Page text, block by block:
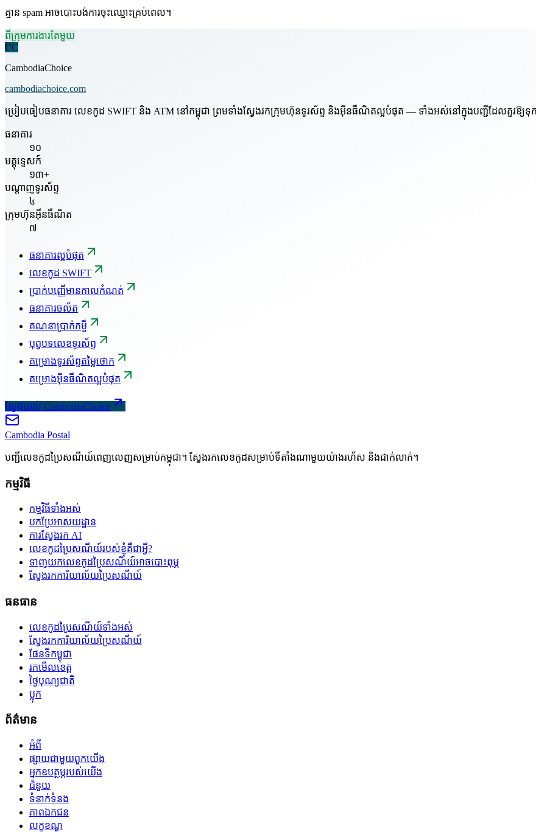
គ្មាន spam អាចបោះបង់ការចុះឈ្មោះគ្រប់ពេល។
ពីក្រុមការងារតែមួយ
CC
CambodiaChoice
cambodiachoice.com
ប្រៀបធៀបធនាគារ លេខកូដ SWIFT និង ATM នៅកម្ពុជា ព្រមទាំងស្វែងរកក្រុមហ៊ុនទូរស័ព្ទ និងអ៊ីនធឺណិតល្អបំផុត — ទាំងអស់នៅក្នុងបញ្ជីដែលគួរឱ្យទុ
ធនាគារ
១០
មគ្គុទ្ទេសក៍
១៣+
បណ្តាញទូរស័ព្ទ
៤
ក្រុមហ៊ុនអ៊ីនធឺណិត
៧
ធនាគារល្អបំផុត
លេខកូដ SWIFT
ប្រាក់បញ្ញើមានកាលកំណត់
ធនាគារចល័ត
គណនាប្រាក់កម្ចី
បុព្វបទលេខទូរស័ព្ទ
គម្រោងទូរស័ព្ទតម្លៃថោក
គម្រោងអ៊ីនធឺណិតល្អបំផុត
ស្វែងយល់ CambodiaChoice
Cambodia Postal
បញ្ជីលេខកូដប្រៃសណីយ៍ពេញលេញសម្រាប់កម្ពុជា។ ស្វែងរកលេខកូដសម្រាប់ទីតាំងណាមួយយ៉ាងរហ័ស និងជាក់លាក់។
កម្មវិធី
កម្មវិធីទាំងអស់
បកប្រែអាសយដ្ឋាន
ការស្វែងរក AI
លេខកូដប្រៃសណីយ៍របស់ខ្ញុំគឺជាអ្វី?
ទាញយកលេខកូដប្រៃសណីយ៍អាចបោះពុម្ភ
ស្វែងរកការិយាល័យប្រៃសណីយ៍
ធនធាន
លេខកូដប្រៃសណីយ៍ទាំងអស់
ស្វែងរកការិយាល័យប្រៃសណីយ៍
ផែនទីកម្ពុជា
រកមើលខេត្ត
ថ្ងៃបុណ្យជាតិ
ប្លុក
ព័ត៌មាន
អំពី
ផ្សាយជាមួយពួកយើង
អ្នកឧបត្ថម្ភរបស់យើង
ជំនួយ
ទំនាក់ទំនង
ភាពឯកជន
លក្ខខណ្ឌ